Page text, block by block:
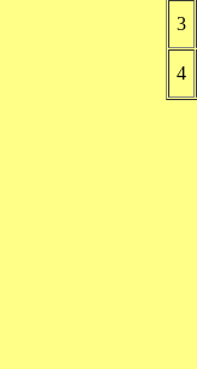
3
4